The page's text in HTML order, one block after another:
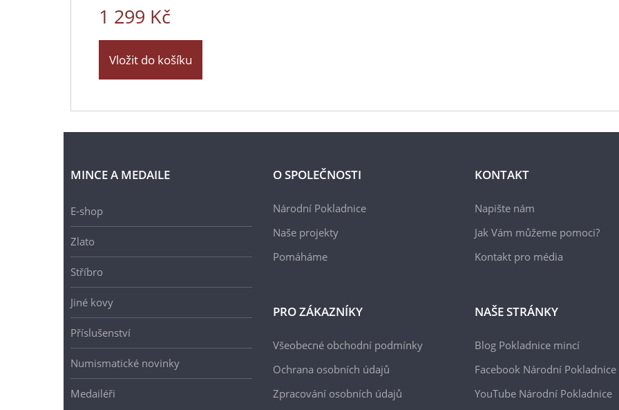
1 299 Kč
Vložit do košíku
MINCE A MEDAILE
E-shop
Zlato
Stříbro
Jiné kovy
Příslušenství
Numismatické novinky
Medailéři
O SPOLEČNOSTI
Národní Pokladnice
Naše projekty
Pomáháme
PRO ZÁKAZNÍKY
Všeobecné obchodní podmínky
Ochrana osobních údajů
Zpracování osobních údajů
KONTAKT
Napište nám
Jak Vám můžeme pomoci?
Kontakt pro média
NAŠE STRÁNKY
Blog Pokladnice mincí
Facebook Národní Pokladnice
YouTube Národní Pokladnice